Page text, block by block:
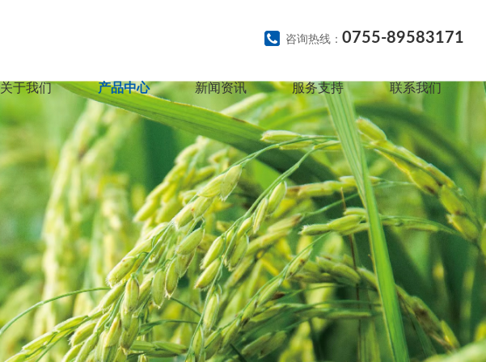
咨询热线：0755-89583171
关于我们 产品中心 新闻资讯 服务支持 联系我们